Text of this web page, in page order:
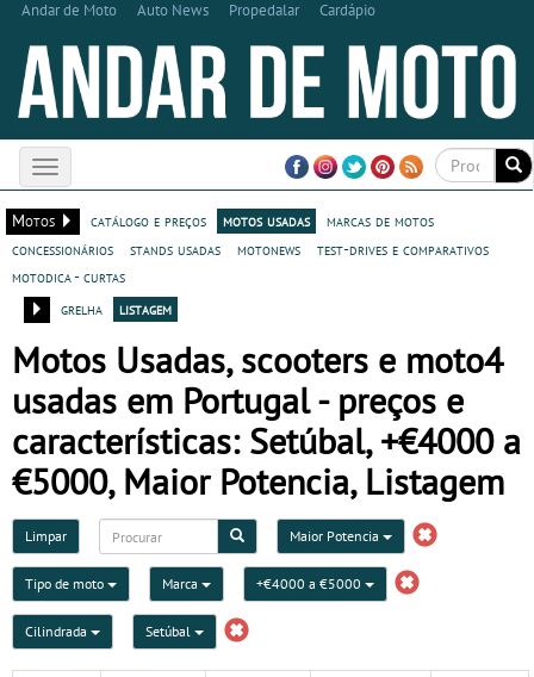
Andar de Moto Auto News Propedalar Cardápio
Toggle
navigation
Motos
catálogo e preços motos usadas
marcas de motos
concessionários
stands usadas motonews
test-drives e comparativos
motodica - curtas
grelha
listagem
Motos Usadas, scooters e moto4
usadas em Portugal - preços e
características: Setúbal, +€4000 a
€5000, Maior Potencia, Listagem
Limpar Maior Potencia
Tipo de moto Marca +€4000 a €5000
Cilindrada Setúbal